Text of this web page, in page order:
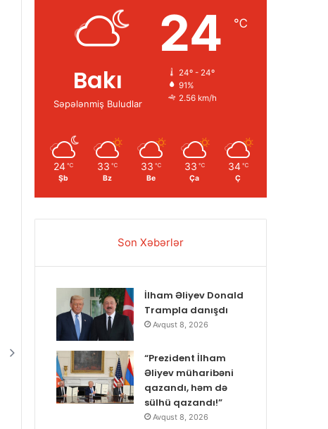
Bakı
Səpələnmiş Buludlar
24 ℃
24º - 24º
91%
2.56 km/h
24 ℃
Şb
33 ℃
Bz
33 ℃
Be
33 ℃
Ça
34 ℃
Ç
Son Xəbərlər
İlham Əliyev Donald
Trampla danışdı
Avqust 8, 2026
“Prezident İlham
Əliyev müharibəni
qazandı, həm də
sülhü qazandı!”
Avqust 8, 2026